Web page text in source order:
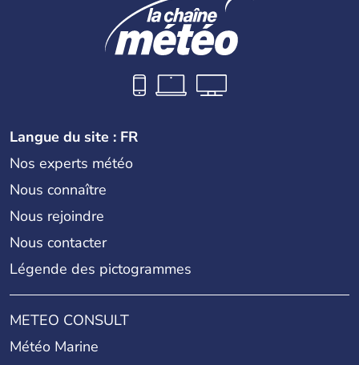
Langue du site : FR
Nos experts météo
Nous connaître
Nous rejoindre
Nous contacter
Légende des pictogrammes
METEO CONSULT
Météo Marine